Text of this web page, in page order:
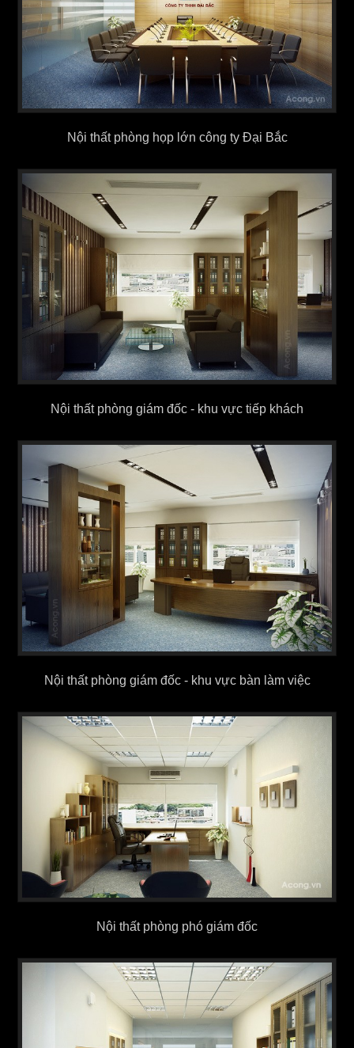
Nội thất phòng họp lớn công ty Đại Bắc
Nội thất phòng giám đốc - khu vực tiếp khách
Nội thất phòng giám đốc - khu vực bàn làm việc
Nội thất phòng phó giám đốc